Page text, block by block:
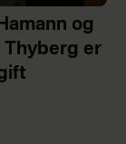
og
Thyberg er